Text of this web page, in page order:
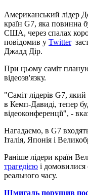
Американський лідер
країн G7, яка повинна
США, через спалах
повідомив у Twitter
Джадд Дір.
При цьому саміт
відеозв'язку.
"Саміт лідерів G7,
в Кемп-Давиді, тепер
відеоконференції", -
Нагадаємо, в G7
Італія, Японія і
Раніше лідери країн
трагедією і
реального часу.
Шмигаль порушив